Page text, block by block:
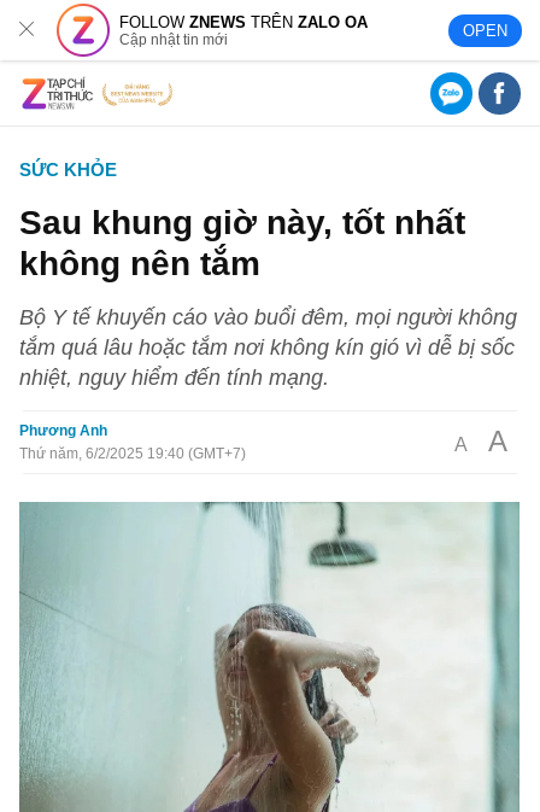
FOLLOWZNEWS TRÊNZALO OA
Cập nhật tin mới OPEN
SỨC KHỎE
Sau khung giờ này, tốt nhất
không nên tắm
Bộ Y tế khuyến cáo vào buổi đêm, mọi người không
tắm quá lâu hoặc tắm nơi không kín gió vì dễ bị sốc
nhiệt, nguy hiểm đến tính mạng.
Phương Anh
Thứ năm, 6/2/2025 19:40 (GMT+7)
A A